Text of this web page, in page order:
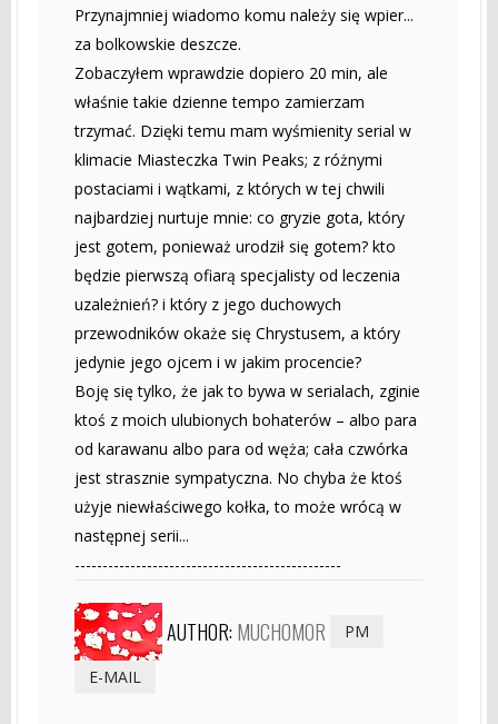
Przynajmniej wiadomo komu należy się wpier...
za bolkowskie deszcze.
Zobaczyłem wprawdzie dopiero 20 min, ale
właśnie takie dzienne tempo zamierzam
trzymać. Dzięki temu mam wyśmienity serial w
klimacie Miasteczka Twin Peaks; z różnymi
postaciami i wątkami, z których w tej chwili
najbardziej nurtuje mnie: co gryzie gota, który
jest gotem, ponieważ urodził się gotem? kto
będzie pierwszą ofiarą specjalisty od leczenia
uzależnień? i który z jego duchowych
przewodników okaże się Chrystusem, a który
jedynie jego ojcem i w jakim procencie?
Boję się tylko, że jak to bywa w serialach, zginie
ktoś z moich ulubionych bohaterów – albo para
od karawanu albo para od węża; cała czwórka
jest strasznie sympatyczna. No chyba że ktoś
użyje niewłaściwego kołka, to może wrócą w
następnej serii...
------------------------------------------------
AUTHOR: MUCHOMOR PM
E-MAIL